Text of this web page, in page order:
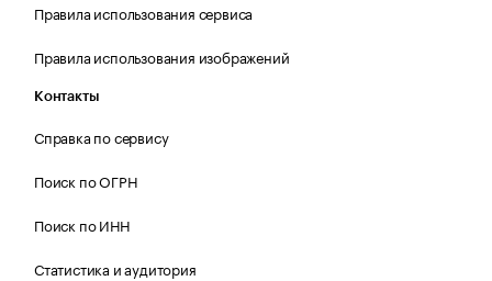
Правила использования сервиса
Правила использования изображений
Контакты
Справка по сервису
Поиск по ОГРН
Поиск по ИНН
Статистика и аудитория